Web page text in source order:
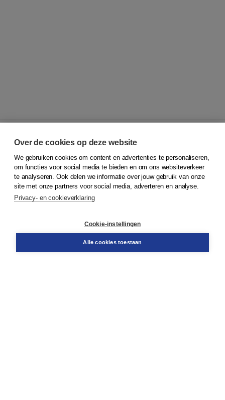
© 2026Koninklijke Boom uitgevers
Klantenservice
Service & informatie
Contact
Over de cookies op deze website
We gebruiken cookies om content en advertenties te personaliseren,
om functies voor social media te bieden en om ons websiteverkeer
te analyseren. Ook delen we informatie over jouw gebruik van onze
site met onze partners voor social media, adverteren en analyse.
Privacy- en cookieverklaring
Cookie-instellingen
Alle cookies toestaan